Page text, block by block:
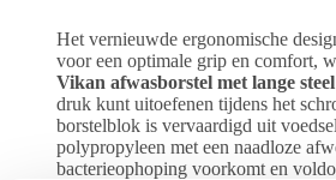
Het vernieuwde ergonomische
voor een optimale grip en comfort,
Vikan afwasborstel met lange steel
druk kunt uitoefenen tijdens het
borstelblok is vervaardigd uit
polypropyleen met een naadloze
bacterieophoping voorkomt en